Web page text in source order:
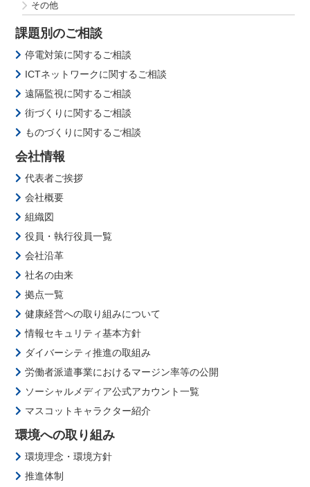
その他
課題別のご相談
停電対策に関するご相談
ICTネットワークに関するご相談
遠隔監視に関するご相談
街づくりに関するご相談
ものづくりに関するご相談
会社情報
代表者ご挨拶
会社概要
組織図
役員・執行役員一覧
会社沿革
社名の由来
拠点一覧
健康経営への取り組みについて
情報セキュリティ基本方針
ダイバーシティ推進の取組み
労働者派遣事業におけるマージン率等の公開
ソーシャルメディア公式アカウント一覧
マスコットキャラクター紹介
環境への取り組み
環境理念・環境方針
推進体制